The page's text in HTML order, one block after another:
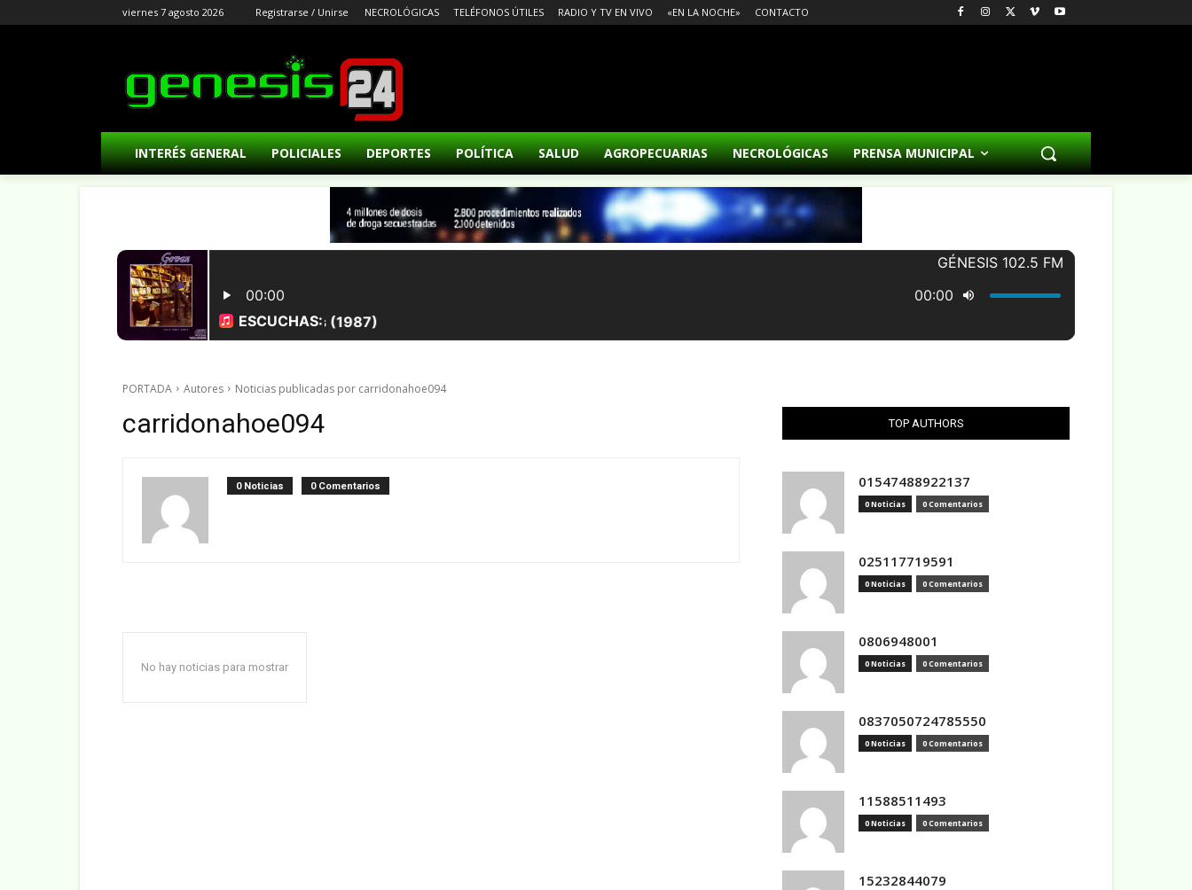
viernes 7 agosto 2026 Registrarse / Unirse NECROLÓGICAS TELÉFONOS ÚTILES RADIO Y TV EN VIVO «EN LA NOCHE» CONTACTO
INTERÉS GENERAL POLICIALES DEPORTES POLÍTICA SALUD AGROPECUARIAS NECROLÓGICAS PRENSA MUNICIPAL
PORTADA Autores Noticias publicadas por carridonahoe094
carridonahoe094
0 Noticias 0 Comentarios
No hay noticias para mostrar
TOP AUTHORS
01547488922137
0 Noticias 0 Comentarios
025117719591
0 Noticias 0 Comentarios
0806948001
0 Noticias 0 Comentarios
0837050724785550
0 Noticias 0 Comentarios
11588511493
0 Noticias 0 Comentarios
15232844079